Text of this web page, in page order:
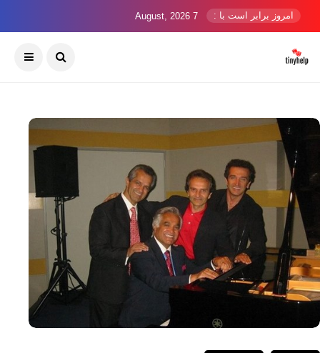
امروز برابر است با : 7 August, 2026